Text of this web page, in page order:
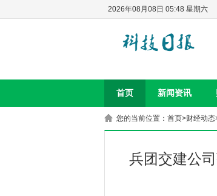
2026年08月08日 05:48 星期六
首页 新闻资讯
您的当前位置： 首页>财经动态
兵团交建公